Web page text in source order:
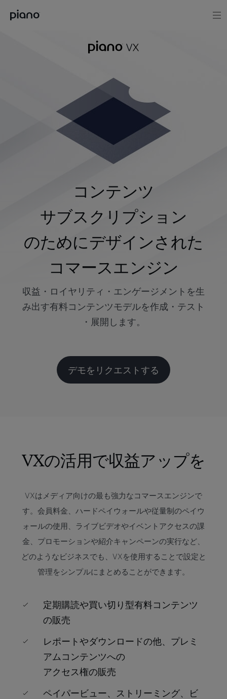
コンテンツ
サブスクリプション
のためにデザインされた
コマースエンジン
収益・ロイヤリティ・ エンゲージメント を生
み出す有料コンテンツモデルを作成 ・ テスト
・ 展開します。
デモをリクエストする
VXの活用で収益アップを
VXはメディア向けの最も強力なコマースエンジンで
す。会員料金、ハードペイウォールや従量制のペイウ
ォールの使用、ライブビデオやイベントアクセスの課
金、プロモーションや紹介キャンペーンの実行など、
どのようなビジネスでも、VXを使用することで設定と
管理をシンプルにまとめることができます。
定期購読や買い切り型有料コンテンツ
の販売
レポートやダウンロードの他、プレミ
アムコンテンツへの
アクセス権の販売
ペイパービュー、ストリーミング、ビ